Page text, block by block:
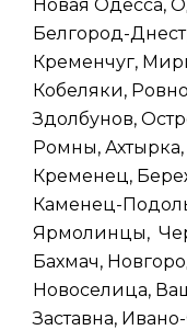
Новая Одесса,
Белгород-
Кременчуг,
Кобеляки,
Здолбунов,
Ромны, Ахтырка,
Кременец,
Каменец-
Ярмолинцы,
Бахмач,
Новоселица,
Заставна,